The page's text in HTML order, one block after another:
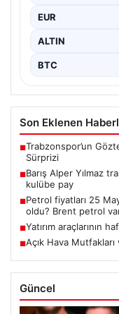
EUR
ALTIN
BTC
Son Eklenen
■Trabzonspor’un
Sürprizi
■Barış Alper Yılmaz
kulübe pay
■Petrol fiyatları 25
oldu? Brent petrol
■Yatırım araçlarının
■Açık Hava
Güncel